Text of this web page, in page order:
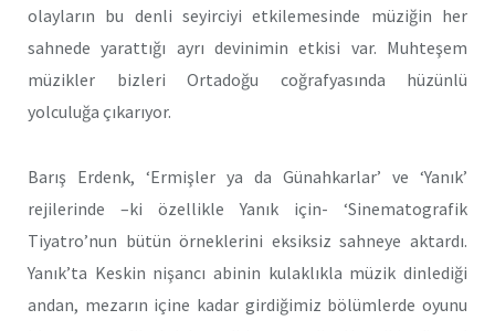
olayların bu denli seyirciyi etkilemesinde müziğin her
sahnede yarattığı ayrı devinimin etkisi var. Muhteşem
müzikler bizleri Ortadoğu coğrafyasında hüzünlü
yolculuğa çıkarıyor.
Barış Erdenk, ‘Ermişler ya da Günahkarlar’ ve ‘Yanık’
rejilerinde –ki özellikle Yanık için- ‘Sinematografik
Tiyatro’nun bütün örneklerini eksiksiz sahneye aktardı.
Yanık’ta Keskin nişancı abinin kulaklıkla müzik dinlediği
andan, mezarın içine kadar girdiğimiz bölümlerde oyunu